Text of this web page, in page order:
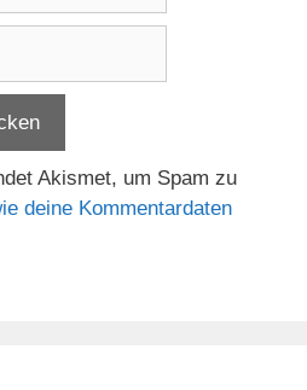
Akismet, um Spam zu
deine Kommentardaten